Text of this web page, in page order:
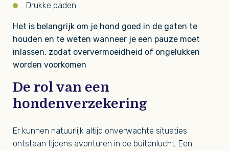
Drukke paden
Het is belangrijk om je hond goed in de gaten te
houden en te weten wanneer je een pauze moet
inlassen, zodat oververmoeidheid of ongelukken
worden voorkomen
De rol van een
hondenverzekering
Er kunnen natuurlijk altijd onverwachte situaties
ontstaan tijdens avonturen in de buitenlucht. Een